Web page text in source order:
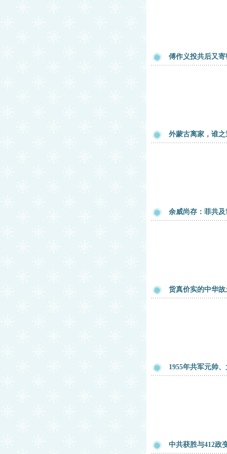
傅作义投共后又
外蒙古离家，谁之
余威尚存：菲共
货真价实的中华
1955年共军元帅
中共获胜与412政